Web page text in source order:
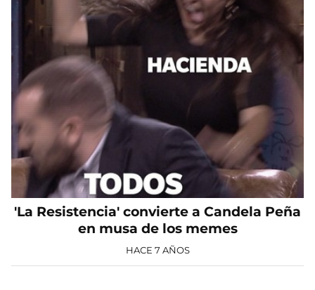
'La Resistencia' convierte a Candela Peña
en musa de los memes
HACE 7 AÑOS